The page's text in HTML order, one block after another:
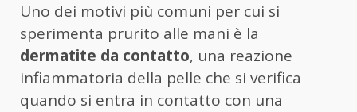
Uno dei motivi più comuni per cui si
sperimenta prurito alle mani è la
dermatite da contatto, una reazione
infiammatoria della pelle che si verifica
quando si entra in contatto con una